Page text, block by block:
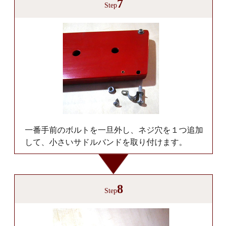
Step7
一番手前のボルトを一旦外し、ネジ穴を１つ追加
して、小さいサドルバンドを取り付けます。
Step8